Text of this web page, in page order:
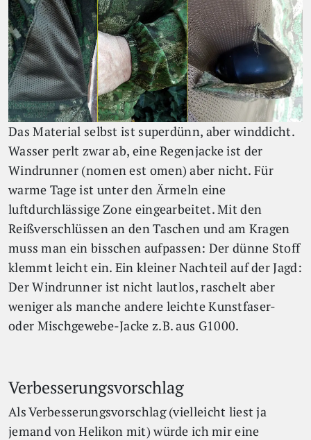
Das Material selbst ist superdünn, aber winddicht.
Wasser perlt zwar ab, eine Regenjacke ist der
Windrunner (nomen est omen) aber nicht. Für
warme Tage ist unter den Ärmeln eine
luftdurchlässige Zone eingearbeitet. Mit den
Reißverschlüssen an den Taschen und am Kragen
muss man ein bisschen aufpassen: Der dünne Stoff
klemmt leicht ein. Ein kleiner Nachteil auf der Jagd:
Der Windrunner ist nicht lautlos, raschelt aber
weniger als manche andere leichte Kunstfaser-
oder Mischgewebe-Jacke z.B. aus G1000.
Verbesserungsvorschlag
Als Verbesserungsvorschlag (vielleicht liest ja
jemand von Helikon mit) würde ich mir eine